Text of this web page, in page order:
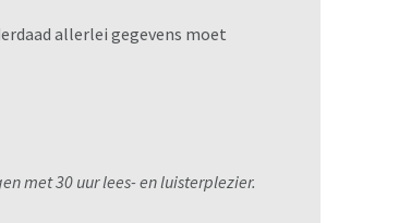
allerlei gegevens moet
met 30 uur lees- en luisterplezier.